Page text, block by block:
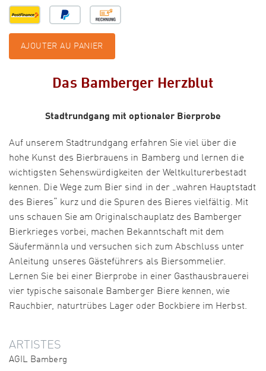
AJOUTER AU PANIER
Das Bamberger Herzblut
Stadtrundgang mit optionaler Bierprobe
Auf unserem Stadtrundgang erfahren Sie viel über die
hohe Kunst des Bierbrauens in Bamberg und lernen die
wichtigsten Sehenswürdigkeiten der Weltkulturerbestadt
kennen. Die Wege zum Bier sind in der „wahren Hauptstadt
des Bieres“ kurz und die Spuren des Bieres vielfältig. Mit
uns schauen Sie am Originalschauplatz des Bamberger
Bierkrieges vorbei, machen Bekanntschaft mit dem
Säufermännla und versuchen sich zum Abschluss unter
Anleitung unseres Gästeführers als Biersommelier.
Lernen Sie bei einer Bierprobe in einer Gasthausbrauerei
vier typische saisonale Bamberger Biere kennen, wie
Rauchbier, naturtrübes Lager oder Bockbiere im Herbst.
ARTISTES
AGIL Bamberg